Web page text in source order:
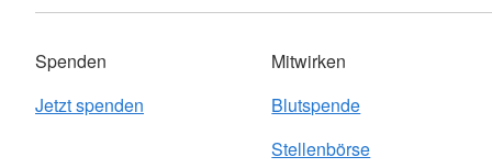
Spenden
Jetzt spenden
Mitwirken
Blutspende
Stellenbörse